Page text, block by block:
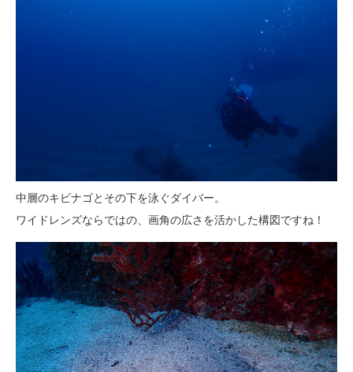
中層のキビナゴとその下を泳ぐダイバー。
ワイドレンズならではの、画角の広さを活かした構図ですね！